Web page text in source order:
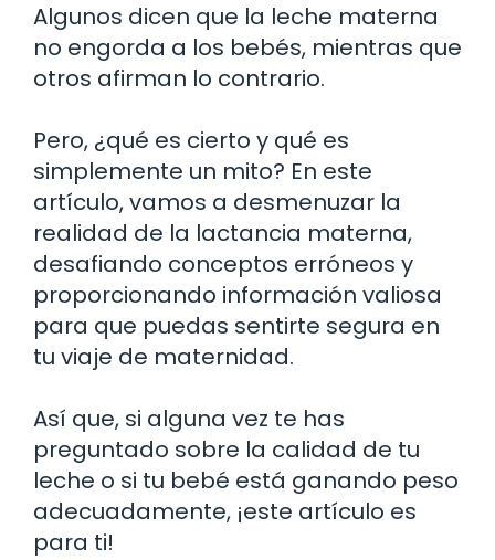
Algunos dicen que la leche materna
no engorda a los bebés, mientras que
otros afirman lo contrario.
Pero, ¿qué es cierto y qué es
simplemente un mito? En este
artículo, vamos a desmenuzar la
realidad de la lactancia materna,
desafiando conceptos erróneos y
proporcionando información valiosa
para que puedas sentirte segura en
tu viaje de maternidad.
Así que, si alguna vez te has
preguntado sobre la calidad de tu
leche o si tu bebé está ganando peso
adecuadamente, ¡este artículo es
para ti!